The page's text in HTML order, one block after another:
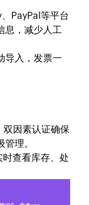
PayPal等平台
息，减少人工
导入，发票一
双因素认证确保
理。
查看库存、处